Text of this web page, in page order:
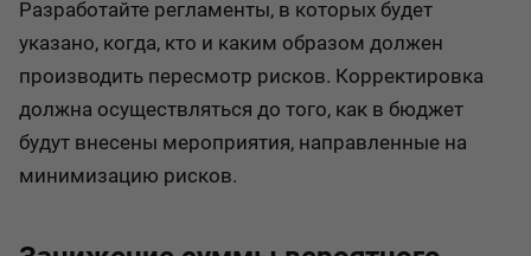
Разработайте регламенты, в которых будет
указано, когда, кто и каким образом должен
производить пересмотр рисков. Корректировка
должна осуществляться до того, как в бюджет
будут внесены мероприятия, направленные на
минимизацию рисков.